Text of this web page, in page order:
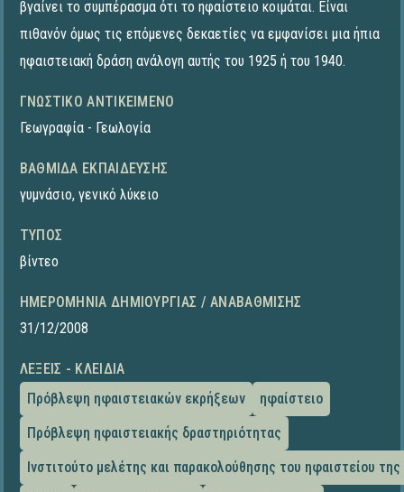
βγαίνει το συμπέρασμα ότι το ηφαίστειο κοιμάται. Είναι
πιθανόν όμως τις επόμενες δεκαετίες να εμφανίσει μια ήπια
ηφαιστειακή δράση ανάλογη αυτής του 1925 ή του 1940.
ΓΝΩΣΤΙΚΌ ΑΝΤΙΚΕΊΜΕΝΟ
Γεωγραφία - Γεωλογία
ΒΑΘΜΊΔΑ ΕΚΠΑΊΔΕΥΣΗΣ
γυμνάσιο, γενικό λύκειο
ΤΎΠΟΣ
βίντεο
ΗΜΕΡΟΜΗΝΊΑ ΔΗΜΙΟΥΡΓΊΑΣ / ΑΝΑΒΆΘΜΙΣΗΣ
31/12/2008
ΛΈΞΕΙΣ - ΚΛΕΙΔΙΆ
Πρόβλεψη ηφαιστειακών εκρήξεων
ηφαίστειο
Πρόβλεψη ηφαιστειακής δραστηριότητας
Ινστιτούτο μελέτης και παρακολούθησης του ηφαιστείου της